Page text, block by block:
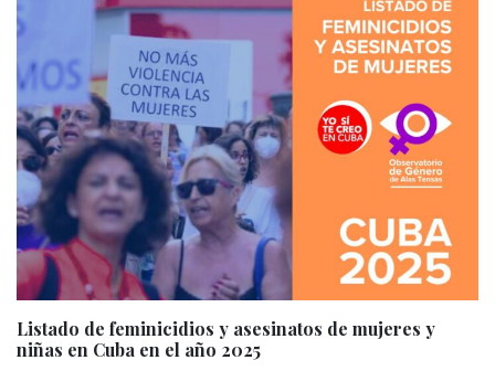
Listado de feminicidios y asesinatos de mujeres y
niñas en Cuba en el año 2025